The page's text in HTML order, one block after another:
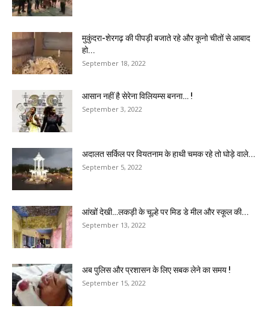
मुकुंदरा-शेरगढ़ की पीपड़ी बजाते रहे और कूनो चीतों से आबाद
हो...
September 18, 2022
आसान नहीं है सेरेना विलियम्स बनना… !
September 3, 2022
अदालत सर्किल पर वियतनाम के हाथी चमक रहे तो घोड़े वाले...
September 5, 2022
आंखों देखी…लकड़ी के चूल्हे पर मिड डे मील और स्कूल की...
September 13, 2022
अब पुलिस और प्रशासन के लिए सबक लेने का समय !
September 15, 2022